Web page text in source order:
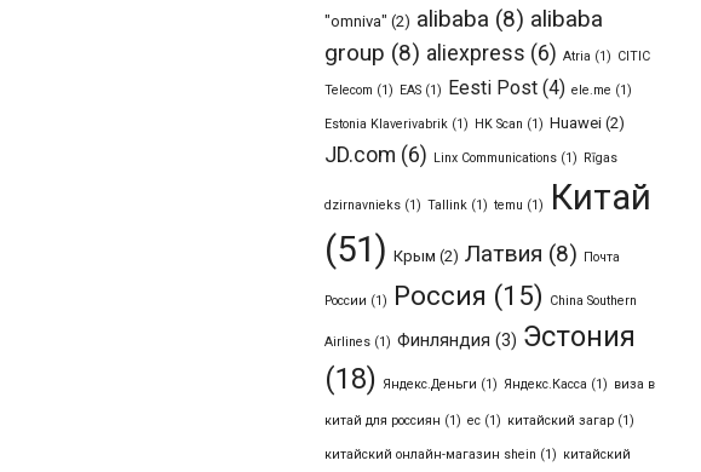
"omniva" (2) alibaba (8) alibaba
group (8) aliexpress (6) Atria (1) CITIC
Telecom (1) EAS (1) Eesti Post (4) ele.me (1)
Estonia Klaverivabrik (1) HK Scan (1) Huawei (2)
JD.com (6) Linx Communications (1) Rīgas
dzirnavnieks (1) Tallink (1) temu (1)
Китай
(51) Крым (2) Латвия (8) Почта
России (1) Россия (15) Сhina Southern
Airlines (1) Финляндия (3) Эстония
(18)
Яндекс.Деньги (1) Яндекс.Касса (1) виза в
китай для россиян (1) ес (1) китайский загар (1)
китайский онлайн-магазин shein (1) китайский